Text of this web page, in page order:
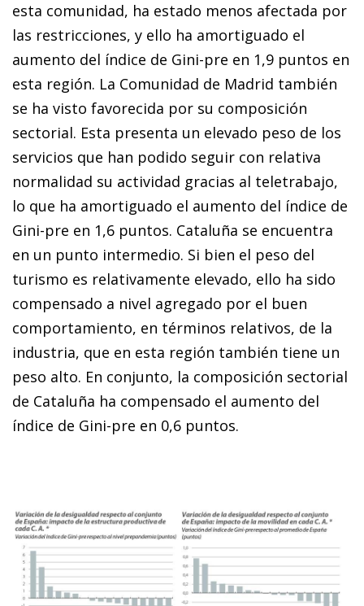
esta comunidad, ha estado menos afectada por
las restricciones, y ello ha amortiguado el
aumento del índice de Gini-pre en 1,9 puntos en
esta región. La Comunidad de Madrid también
se ha visto favorecida por su composición
sectorial. Esta presenta un elevado peso de los
servicios que han podido seguir con relativa
normalidad su actividad gracias al teletrabajo,
lo que ha amortiguado el aumento del índice de
Gini-pre en 1,6 puntos. Cataluña se encuentra
en un punto intermedio. Si bien el peso del
turismo es relativamente elevado, ello ha sido
compensado a nivel agregado por el buen
comportamiento, en términos relativos, de la
industria, que en esta región también tiene un
peso alto. En conjunto, la composición sectorial
de Cataluña ha compensado el aumento del
índice de Gini-pre en 0,6 puntos.